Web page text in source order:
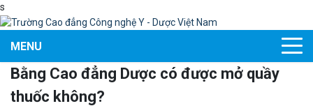
s
MENU
Bằng Cao đẳng Dược có được mở quầy
thuốc không?